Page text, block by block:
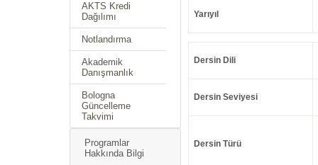
AKTS Kredi
Dağılımı
Notlandırma
Akademik
Danışmanlık
Bologna
Güncelleme
Takvimi
Programlar
Hakkında Bilgi
Yarıyıl
Dersin Dili
Dersin Seviyesi
Dersin Türü